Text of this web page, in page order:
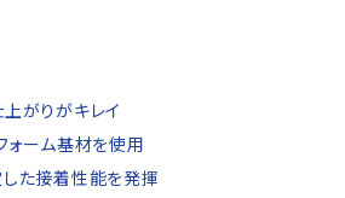
がりがキレイ
ォーム基材を使用
た接着性能を発揮